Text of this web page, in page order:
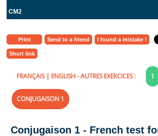
CM2
Print Send to a friend I found a mistake !
Short link
FRANÇAIS| ENGLISH- AUTRES EXERCICES : 1
CONJUGAISON 1
Conjugaison 1 - French test